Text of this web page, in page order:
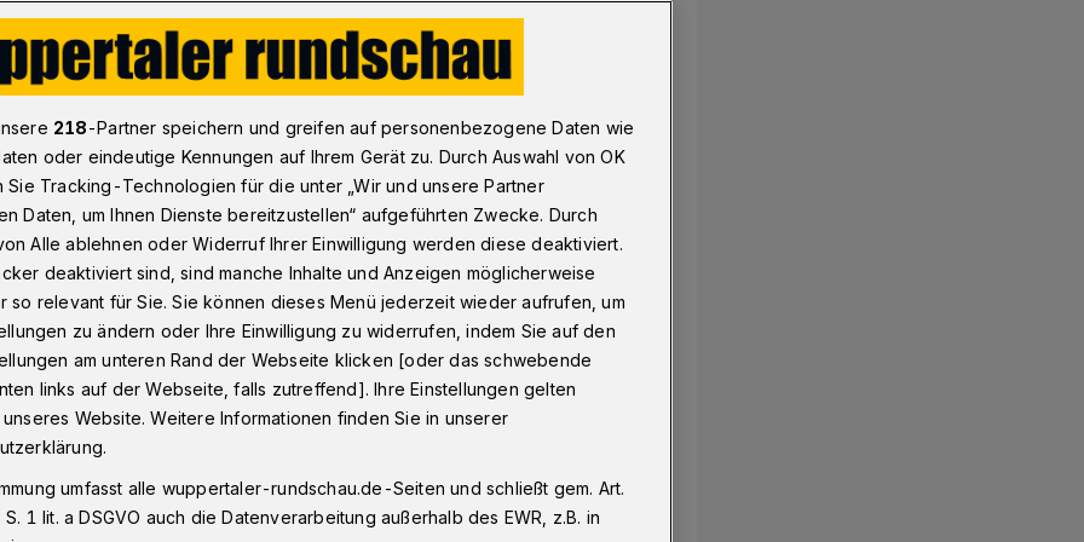
Fanclub übt Kritik
"Provinzialität
Stadtväter"
Handball-Löwen" hat eine
sind die "jüngsten Entwicklungen
entstandene Unruhe". Der
218-Partner speichern und greifen auf personenbezogene Daten wie
oder eindeutige Kennungen auf Ihrem Gerät zu. Durch Auswahl von OK
Sie Tracking-Technologien für die unter „Wir und unsere Partner
Daten, um Ihnen Dienste bereitzustellen“ aufgeführten Zwecke. Durch
Alle ablehnen oder Widerruf Ihrer Einwilligung werden diese deaktiviert.
deaktiviert sind, sind manche Inhalte und Anzeigen möglicherweise
so relevant für Sie. Sie können dieses Menü jederzeit wieder aufrufen, um
zu ändern oder Ihre Einwilligung zu widerrufen, indem Sie auf den
am unteren Rand der Webseite klicken [oder das schwebende
links auf der Webseite, falls zutreffend]. Ihre Einstellungen gelten
Website. Weitere Informationen finden Sie in unserer
umfasst alle wuppertaler-rundschau.de-Seiten und schließt gem. Art.
1 lit. a DSGVO auch die Datenverarbeitung außerhalb des EWR, z.B. in